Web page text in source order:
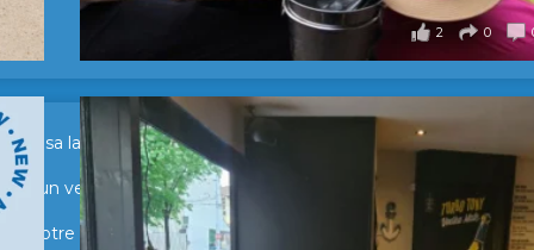
2 0
sa lancée ! 🚀🚀
d’un verre pour échanger, partager leurs expériences et
notre réseau.